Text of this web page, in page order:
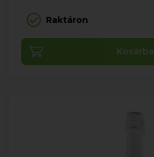
Raktáron
Kosárba